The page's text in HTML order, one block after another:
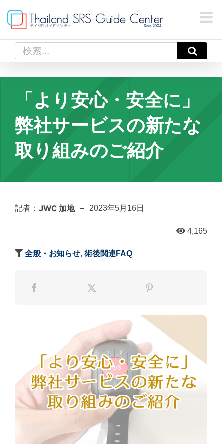
content
索
「より安心・安全に」
弊社サービスの新たな
取り組みのご紹介
記者： JWC 加地 – 2023年5月16日
4,165
全般・お知らせ, 術後関連FAQ